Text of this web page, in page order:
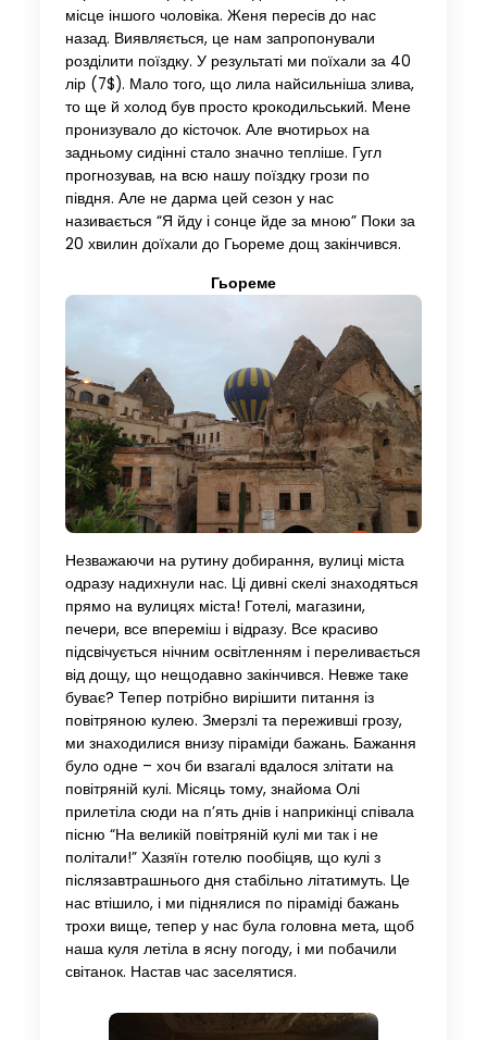
місце іншого чоловіка. Женя пересів до нас
назад. Виявляється, це нам запропонували
розділити поїздку. У результаті ми поїхали за 40
лір (7$). Мало того, що лила найсильніша злива,
то ще й холод був просто крокодильський. Мене
пронизувало до кісточок. Але вчотирьох на
задньому сидінні стало значно тепліше. Гугл
прогнозував, на всю нашу поїздку грози по
півдня. Але не дарма цей сезон у нас
називається “Я йду і сонце йде за мною” Поки за
20 хвилин доїхали до Гьореме дощ закінчився.
Гьореме
Незважаючи на рутину добирання, вулиці міста
одразу надихнули нас. Ці дивні скелі знаходяться
прямо на вулицях міста! Готелі, магазини,
печери, все впереміш і відразу. Все красиво
підсвічується нічним освітленням і переливається
від дощу, що нещодавно закінчився. Невже таке
буває? Тепер потрібно вирішити питання із
повітряною кулею. Змерзлі та переживші грозу,
ми знаходилися внизу піраміди бажань. Бажання
було одне – хоч би взагалі вдалося злітати на
повітряній кулі. Місяць тому, знайома Олі
прилетіла сюди на п’ять днів і наприкінці співала
пісню “На великій повітряній кулі ми так і не
політали!” Хазяїн готелю пообіцяв, що кулі з
післязавтрашнього дня стабільно літатимуть. Це
нас втішило, і ми піднялися по піраміді бажань
трохи вище, тепер у нас була головна мета, щоб
наша куля летіла в ясну погоду, і ми побачили
світанок. Настав час заселятися.